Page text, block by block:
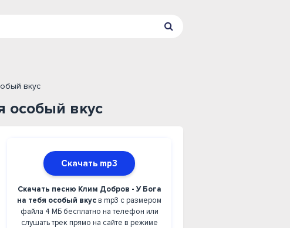
вкус
особый вкус
Скачать mp3
Скачать песню Клим Добров - У Бога
на тебя особый вкус в mp3 с размером
файла 4 МБ бесплатно на телефон или
слушать трек прямо на сайте в режиме